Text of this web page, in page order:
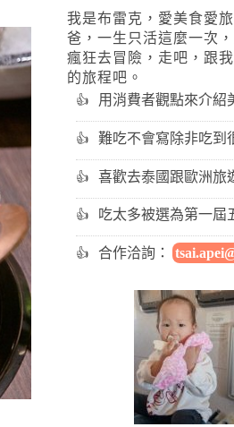
我是布雷克，愛美食愛
爸，一生只活這麼一次
瘋狂去冒險，走吧，跟
的旅程吧。
用消費者觀點來介紹
難吃不會寫除非吃到
喜歡去泰國跟歐洲旅
吃太多被選為第一屆
合作洽詢：